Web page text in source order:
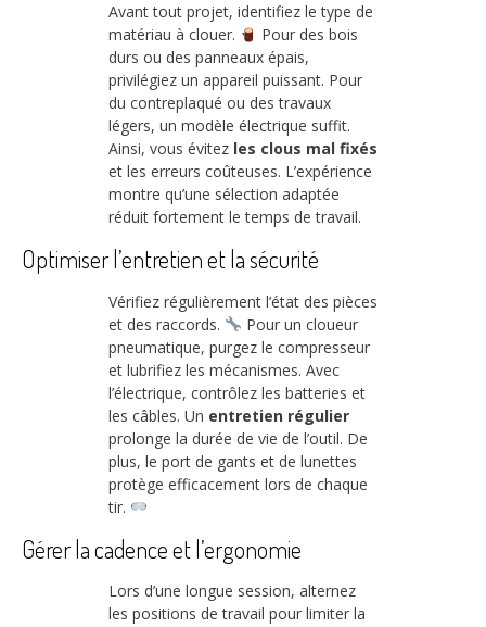
Avant tout projet, identifiez le type de
matériau à clouer.
Pour des bois
durs ou des panneaux épais,
privilégiez un appareil puissant. Pour
du contreplaqué ou des travaux
légers, un modèle électrique suffit.
Ainsi, vous évitez les clous mal fixés
et les erreurs coûteuses. L’expérience
montre qu’une sélection adaptée
réduit fortement le temps de travail.
Optimiser l’entretien et la sécurité
Vérifiez régulièrement l’état des pièces
et des raccords.
Pour un cloueur
pneumatique, purgez le compresseur
et lubrifiez les mécanismes. Avec
l’électrique, contrôlez les batteries et
les câbles. Un entretien régulier
prolonge la durée de vie de l’outil. De
plus, le port de gants et de lunettes
protège efficacement lors de chaque
tir.
Gérer la cadence et l’ergonomie
Lors d’une longue session, alternez
les positions de travail pour limiter la